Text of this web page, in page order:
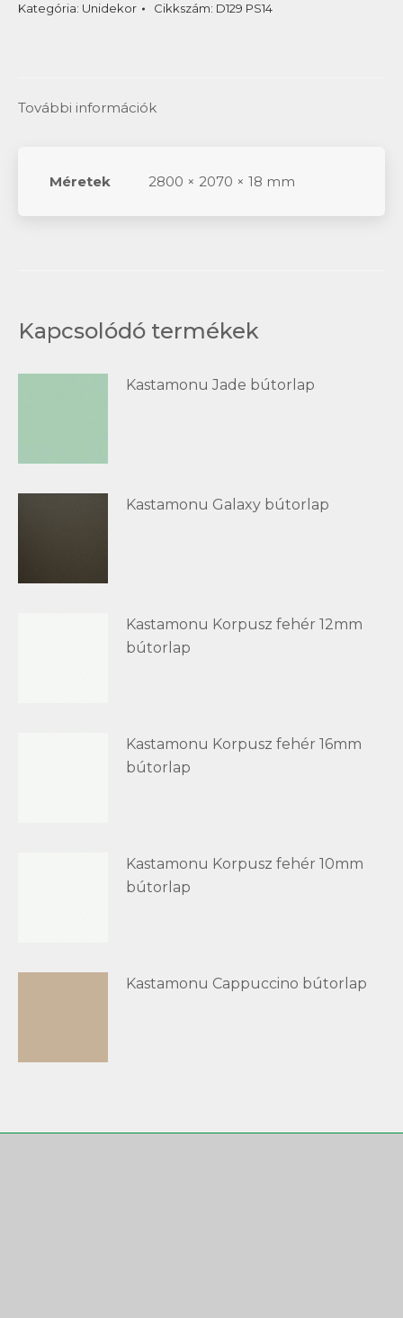
Kategória: Unidekor Cikkszám: D129 PS14
További információk
Méretek 2800 × 2070 × 18 mm
Kapcsolódó termékek
Kastamonu Jade bútorlap
Kastamonu Galaxy bútorlap
Kastamonu Korpusz fehér 12mm
bútorlap
Kastamonu Korpusz fehér 16mm
bútorlap
Kastamonu Korpusz fehér 10mm
bútorlap
Kastamonu Cappuccino bútorlap